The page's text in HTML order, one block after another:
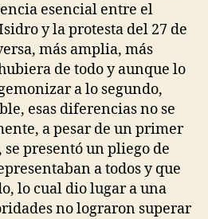
esencial entre el
y la protesta del 27 de
más amplia, más
de todo y aunque lo
a lo segundo,
esas diferencias no se
a pesar de un primer
presentó un pliego de
a todos y que
lo cual dio lugar a una
no lograron superar